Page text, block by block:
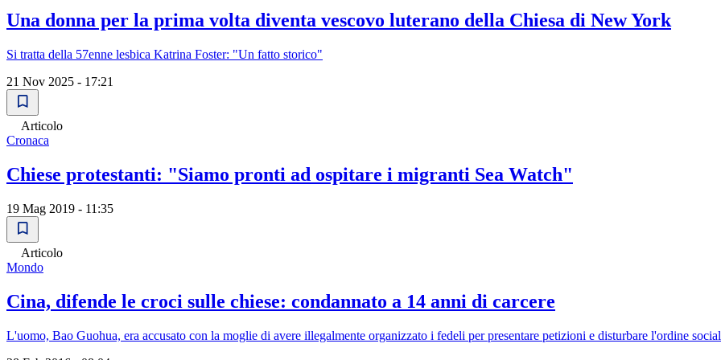
Una donna per la prima volta diventa vescovo luterano della Chiesa di New York
Si tratta della 57enne lesbica Katrina Foster: "Un fatto storico"
21 Nov 2025 - 17:21
Articolo
Cronaca
Chiese protestanti: "Siamo pronti ad ospitare i migranti Sea Watch"
19 Mag 2019 - 11:35
Articolo
Mondo
Cina, difende le croci sulle chiese: condannato a 14 anni di carcere
L'uomo, Bao Guohua, era accusato con la moglie di avere illegalmente organizzato i fedeli per presentare petizioni e disturbare l'ordine